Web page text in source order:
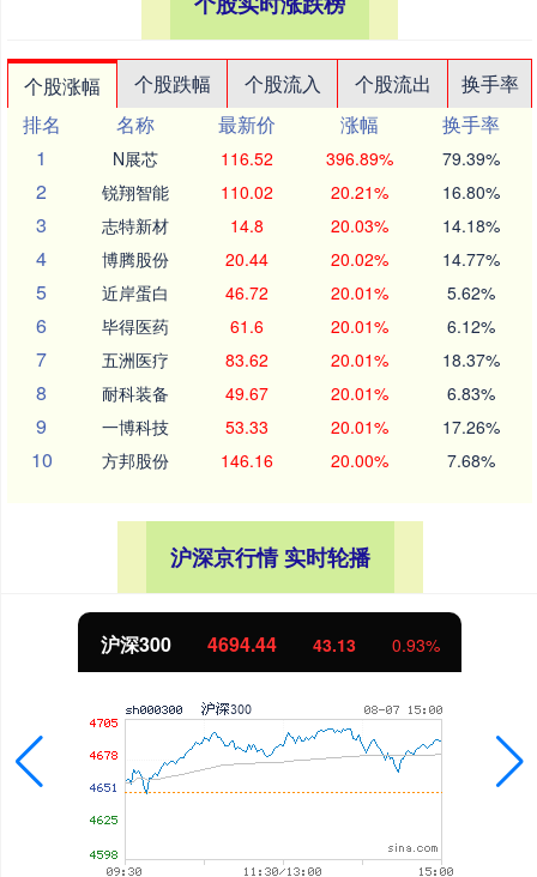
个股涨幅 个股跌幅 个股流入 个股流出
换手率
排名
名称 最新价 涨幅
换手率
1
N展芯 116.52 396.89% 79.39%
2 锐翔智能 110.02 20.21% 16.80%
3 志特新材 14.8 20.03% 14.18%
4 博腾股份 20.44 20.02% 14.77%
5 近岸蛋白 46.72 20.01% 5.62%
6 毕得医药 61.6 20.01% 6.12%
7 五洲医疗 83.62 20.01% 18.37%
8 耐科装备 49.67 20.01% 6.83%
9 一博科技 53.33 20.01% 17.26%
10 方邦股份 146.16 20.00% 7.68%
沪深京行情 实时轮播
沪深300 4694.44 43.13 0.93%